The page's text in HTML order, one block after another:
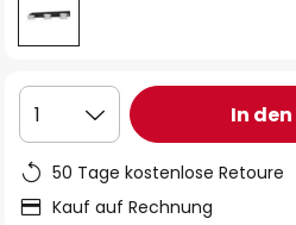
1 In
50 Tage kostenlose Retoure
Kauf auf Rechnung